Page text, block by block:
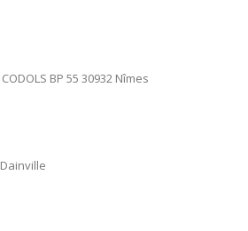
BP 55 30932 Nîmes
Dainville